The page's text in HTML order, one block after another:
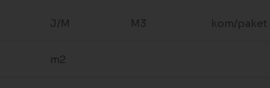
J/M M3 kom/paket
m2